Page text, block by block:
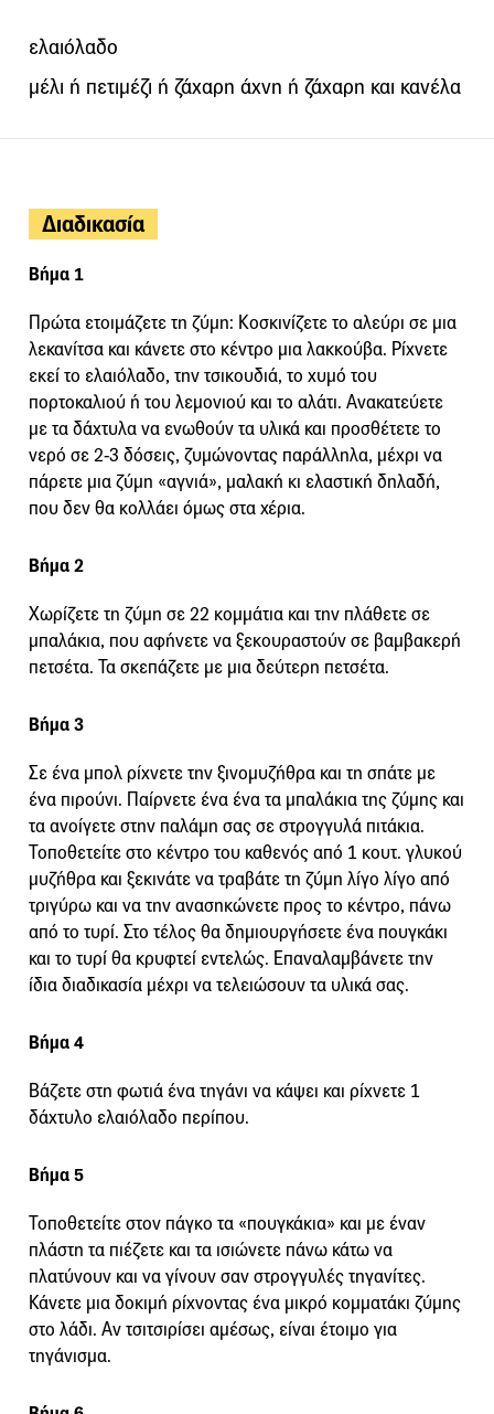
ελαιόλαδο
μέλι ή πετιμέζι ή ζάχαρη άχνη ή ζάχαρη και κανέλα
Διαδικασία
Βήμα 1
Πρώτα ετοιμάζετε τη ζύμη: Κοσκινίζετε το αλεύρι σε μια
λεκανίτσα και κάνετε στο κέντρο μια λακκούβα. Ρίχνετε
εκεί το ελαιόλαδο, την τσικουδιά, το χυμό του
πορτοκαλιού ή του λεμονιού και το αλάτι. Ανακατεύετε
με τα δάχτυλα να ενωθούν τα υλικά και προσθέτετε το
νερό σε 2-3 δόσεις, ζυμώνοντας παράλληλα, μέχρι να
πάρετε μια ζύμη «αγνιά», μαλακή κι ελαστική δηλαδή,
που δεν θα κολλάει όμως στα χέρια.
Βήμα 2
Χωρίζετε τη ζύμη σε 22 κομμάτια και την πλάθετε σε
μπαλάκια, που αφήνετε να ξεκουραστούν σε βαμβακερή
πετσέτα. Τα σκεπάζετε με μια δεύτερη πετσέτα.
Βήμα 3
Σε ένα μπολ ρίχνετε την ξινομυζήθρα και τη σπάτε με
ένα πιρούνι. Παίρνετε ένα ένα τα μπαλάκια της ζύμης και
τα ανοίγετε στην παλάμη σας σε στρογγυλά πιτάκια.
Τοποθετείτε στο κέντρο του καθενός από 1 κουτ. γλυκού
μυζήθρα και ξεκινάτε να τραβάτε τη ζύμη λίγο λίγο από
τριγύρω και να την ανασηκώνετε προς το κέντρο, πάνω
από το τυρί. Στο τέλος θα δημιουργήσετε ένα πουγκάκι
και το τυρί θα κρυφτεί εντελώς. Επαναλαμβάνετε την
ίδια διαδικασία μέχρι να τελειώσουν τα υλικά σας.
Βήμα 4
Βάζετε στη φωτιά ένα τηγάνι να κάψει και ρίχνετε 1
δάχτυλο ελαιόλαδο περίπου.
Βήμα 5
Τοποθετείτε στον πάγκο τα «πουγκάκια» και με έναν
πλάστη τα πιέζετε και τα ισιώνετε πάνω κάτω να
πλατύνουν και να γίνουν σαν στρογγυλές τηγανίτες.
Κάνετε μια δοκιμή ρίχνοντας ένα μικρό κομματάκι ζύμης
στο λάδι. Αν τσιτσιρίσει αμέσως, είναι έτοιμο για
τηγάνισμα.